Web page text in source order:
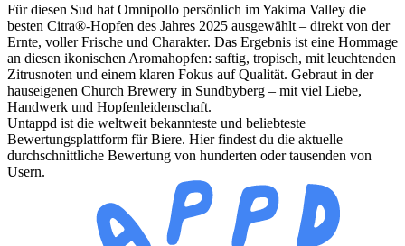
Für diesen Sud hat Omnipollo persönlich im Yakima Valley die
besten Citra®-Hopfen des Jahres 2025 ausgewählt – direkt von der
Ernte, voller Frische und Charakter. Das Ergebnis ist eine Hommage
an diesen ikonischen Aromahopfen: saftig, tropisch, mit leuchtenden
Zitrusnoten und einem klaren Fokus auf Qualität. Gebraut in der
hauseigenen Church Brewery in Sundbyberg – mit viel Liebe,
Handwerk und Hopfenleidenschaft.
Untappd ist die weltweit bekannteste und beliebteste
Bewertungsplattform für Biere. Hier findest du die aktuelle
durchschnittliche Bewertung von hunderten oder tausenden von
Usern.